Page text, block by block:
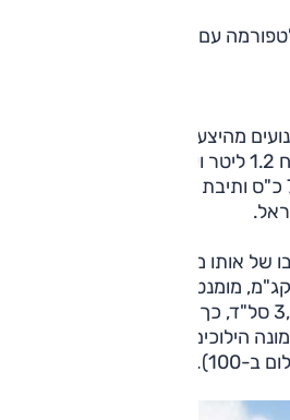
עם
יחידות הבנזין יהיו כולן בנפח 1.2 ליטר ועם שלושה צילינדרים,
כאשר הבסיסית מציעה 75 כ"ס ותיבת חמישה הילוכים ידנית
המנועים בין 1,500 ל-3,500 סל"ד, כך אופל. שתי הגרסאות
הילוכים אוטומטית (תקנית